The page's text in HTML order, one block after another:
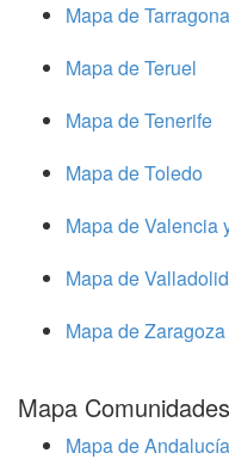
Mapa de Tarragona
Mapa de Teruel
Mapa de Tenerife
Mapa de Toledo
Mapa de Valencia
Mapa de Valladolid
Mapa de Zaragoza
Mapa
Mapa de Andalucía